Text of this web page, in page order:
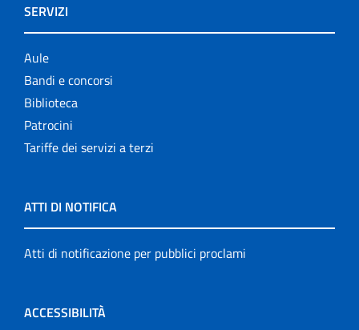
SERVIZI
Aule
Bandi e concorsi
Biblioteca
Patrocini
Tariffe dei servizi a terzi
ATTI DI NOTIFICA
Atti di notificazione per pubblici proclami
ACCESSIBILITÀ